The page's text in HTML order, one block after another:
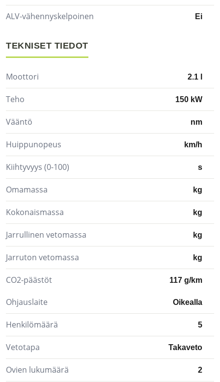
ALV-vähennyskelpoinen Ei
TEKNISET TIEDOT
Moottori 2.1 l
Teho 150 kW
Vääntö nm
Huippunopeus km/h
Kiihtyvyys (0-100) s
Omamassa kg
Kokonaismassa kg
Jarrullinen vetomassa kg
Jarruton vetomassa kg
CO2-päästöt 117 g/km
Ohjauslaite Oikealla
Henkilömäärä 5
Vetotapa Takaveto
Ovien lukumäärä 2